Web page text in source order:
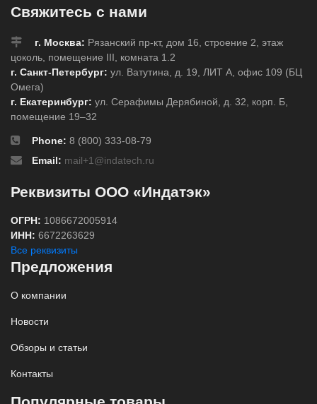
Свяжитесь с нами
г. Москва: Рязанский пр-кт, дом 16, строение 2, этаж
цоколь, помещение III, комната 1.2
г. Санкт-Петербург: ул. Ватутина, д. 19, ЛИТ А, офис 109 (БЦ
Омега)
г. Екатеринбург: ул. Серафимы Дерябиной, д. 32, корп. Б,
помещение 19–32
Phone: 8 (800) 333-08-79
Email: mail+1@indatech.ru
Реквизиты ООО «Индатэк»
ОГРН: 1086672005914
ИНН: 6672263629
Все реквизиты
Предложения
О компании
Новости
Обзоры и статьи
Контакты